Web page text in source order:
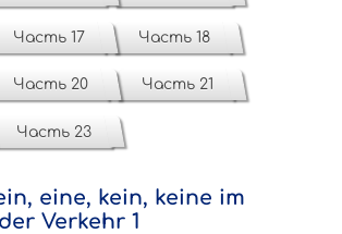
Часть 17 Часть 18
Часть 20 Часть 21
Часть 23
eine, kein, keine im
Verkehr 1